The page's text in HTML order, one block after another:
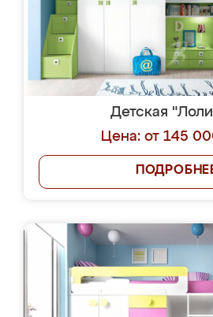
Детская
Цена: от 145